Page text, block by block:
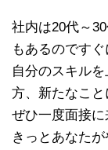
社内は20代～
もあるのです
自分のスキル
方、新たなこと
ぜひ一度面接に
きっとあなた